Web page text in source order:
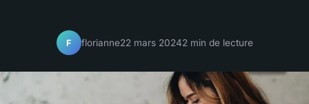
F florianne22 mars 20242 min de lecture